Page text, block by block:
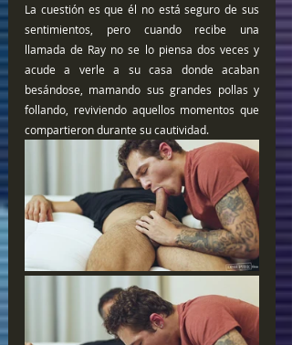
La cuestión es que él no está seguro de sus
sentimientos, pero cuando recibe una
llamada de Ray no se lo piensa dos veces y
acude a verle a su casa donde acaban
besándose, mamando sus grandes pollas y
follando, reviviendo aquellos momentos que
compartieron durante su cautividad.